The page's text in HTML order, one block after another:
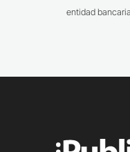
entidad